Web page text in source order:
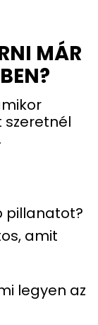
MÁR
szeretnél
pillanatot?
amit
legyen az